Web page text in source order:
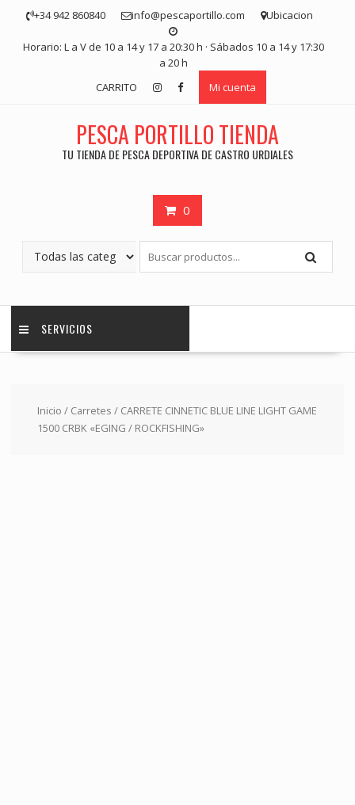
contenido
+34 942 860840 info@pescaportillo.com Ubicacion
Horario: L a V de 10 a 14 y 17 a 20:30 h · Sábados 10 a 14 y 17:30
a 20 h
CARRITO
Mi cuenta
PESCA PORTILLO TIENDA
TU TIENDA DE PESCA DEPORTIVA DE CASTRO URDIALES
0
SERVICIOS
Inicio / Carretes / CARRETE CINNETIC BLUE LINE LIGHT GAME
1500 CRBK «EGING / ROCKFISHING»